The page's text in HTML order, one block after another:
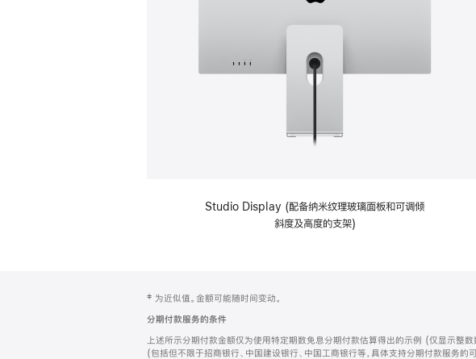
Studio Display (配备纳米纹理玻璃面板和可调倾
斜度及高度的支架)
页
脚
注
‡ 为近似值。金额可能随时间变动。
分期付款服务的条件
上述所示分期付款金额仅为使用特定期数免息分期付款估算得出的示例 (仅显示整
(包括但不限于招商银行、中国建设银行、中国工商银行等，具体支持分期付款服务